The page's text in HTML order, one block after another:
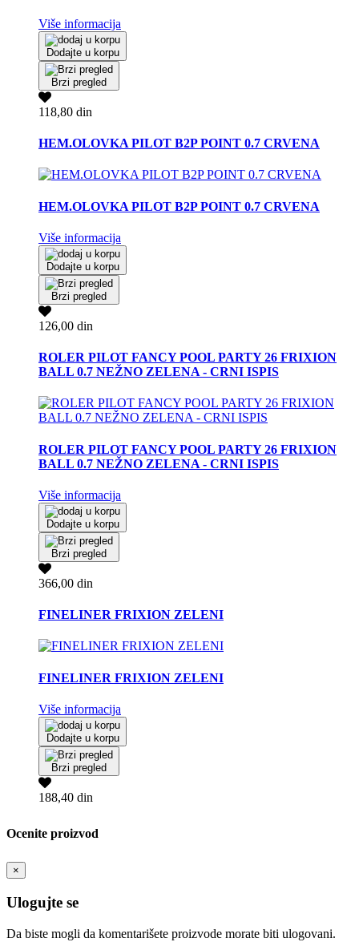
Više informacija
Dodajte u korpu
Brzi pregled
118,80 din
HEM.OLOVKA PILOT B2P POINT 0.7 CRVENA
HEM.OLOVKA PILOT B2P POINT 0.7 CRVENA
Više informacija
Dodajte u korpu
Brzi pregled
126,00 din
ROLER PILOT FANCY POOL PARTY 26 FRIXION
BALL 0.7 NEŽNO ZELENA - CRNI ISPIS
ROLER PILOT FANCY POOL PARTY 26 FRIXION
BALL 0.7 NEŽNO ZELENA - CRNI ISPIS
Više informacija
Dodajte u korpu
Brzi pregled
366,00 din
FINELINER FRIXION ZELENI
FINELINER FRIXION ZELENI
Više informacija
Dodajte u korpu
Brzi pregled
188,40 din
Ocenite proizvod
×
Ulogujte se
Da biste mogli da komentarišete proizvode morate biti ulogovani.